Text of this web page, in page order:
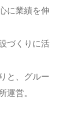
に業績を伸
づくりに活
と、グルー
運営。